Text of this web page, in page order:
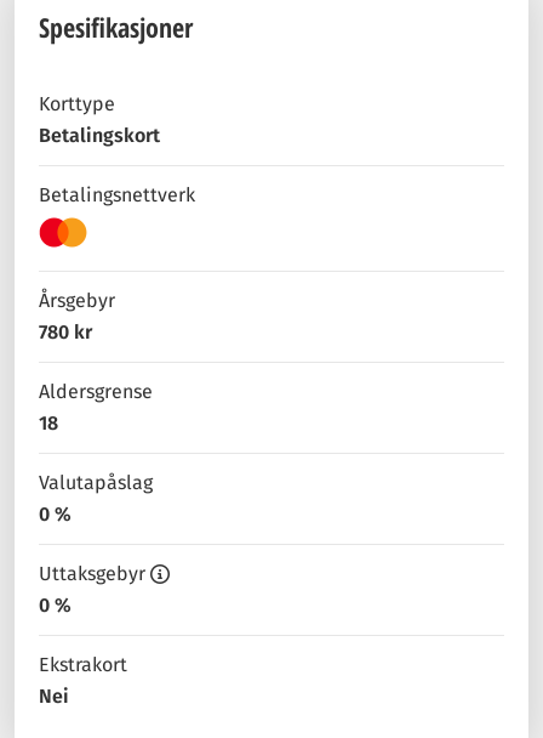
Spesifikasjoner
Korttype
Betalingskort
Betalingsnettverk
Årsgebyr
780 kr
Aldersgrense
18
Valutapåslag
0 %
Uttaksgebyr
0 %
Ekstrakort
Nei